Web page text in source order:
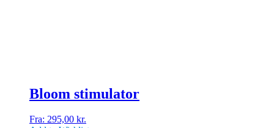
Bloom stimulator
Fra: 295,00 kr.